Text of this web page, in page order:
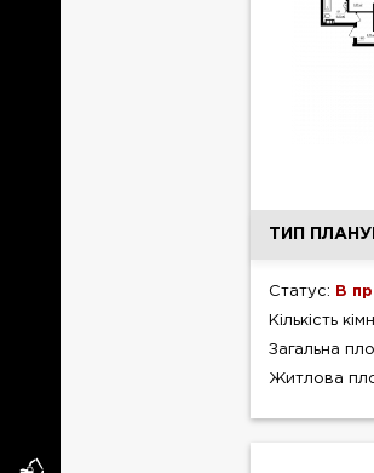
ТИП
Статус: В
Кількість
Загальна
Житлова